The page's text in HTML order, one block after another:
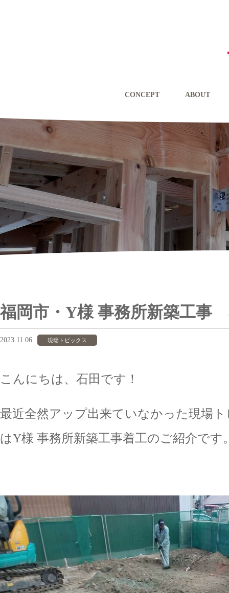
CONCEPT ABOUT
福岡市・Y様 事務所新築工
2023.11.06 現場トピックス
こんにちは、石田です！
最近全然アップ出来ていなかった現場
はY様 事務所新築工事着工のご紹介です